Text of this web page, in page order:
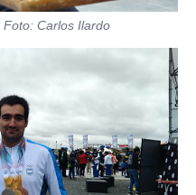
Carlos Ilardo